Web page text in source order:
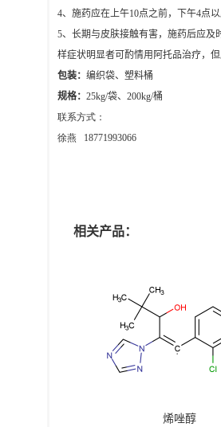
4、施药应在上午10点之前，下午4点
5、长期与皮肤接触有害，施药后应及
样症状明显者可酌情用阿托品治疗，
包装： 编织袋、塑料桶
规格： 25kg/袋、 200kg/桶
联系方式：
徐燕 18771993066
相关产品：
烯唑醇